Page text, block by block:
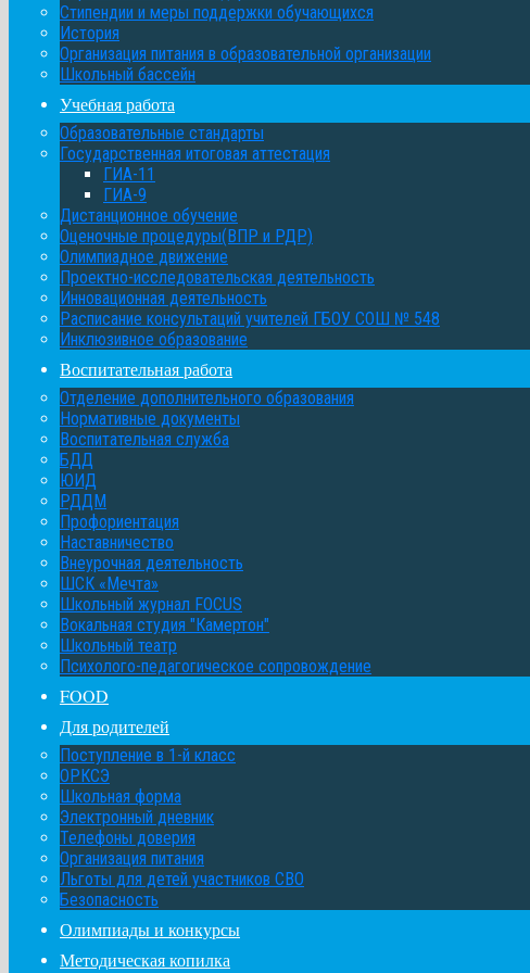
Стипендии и меры поддержки обучающихся
История
Организация питания в образовательной организации
Школьный бассейн
Учебная работа
Образовательные стандарты
Государственная итоговая аттестация
ГИА-11
ГИА-9
Дистанционное обучение
Оценочные процедуры(ВПР и РДР)
Олимпиадное движение
Проектно-исследовательская деятельность
Инновационная деятельность
Расписание консультаций учителей ГБОУ СОШ № 548
Инклюзивное образование
Воспитательная работа
Отделение дополнительного образования
Нормативные документы
Воспитательная служба
БДД
ЮИД
РДДМ
Профориентация
Наставничество
Внеурочная деятельность
ШСК «Мечта»
Школьный журнал FOCUS
Вокальная студия "Камертон"
Школьный театр
Психолого-педагогическое сопровождение
FOOD
Для родителей
Поступление в 1-й класс
ОРКСЭ
Школьная форма
Электронный дневник
Телефоны доверия
Организация питания
Льготы для детей участников СВО
Безопасность
Олимпиады и конкурсы
Методическая копилка